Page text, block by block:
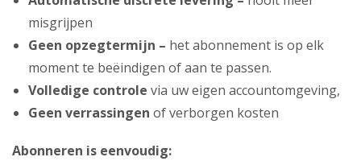
misgrijpen
Geen opzegtermijn – het abonnement is op elk
moment te beëindigen of aan te passen.
Volledige controle via uw eigen accountomgeving,
Geen verrassingen of verborgen kosten
Abonneren is eenvoudig: